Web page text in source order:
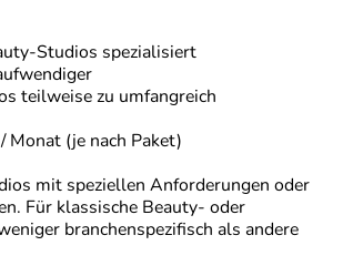
Studios spezialisiert
teilweise zu umfangreich
Monat (je nach Paket)
mit speziellen Anforderungen oder
Für klassische Beauty- oder
branchenspezifisch als andere